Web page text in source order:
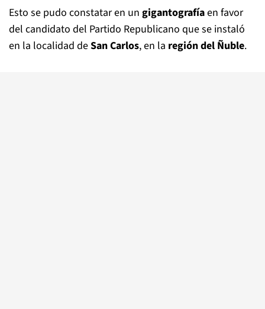
Esto se pudo constatar en un gigantografíaen favor
del candidato del Partido Republicano que se instaló
en la localidad deSan Carlos, en la región del Ñuble.